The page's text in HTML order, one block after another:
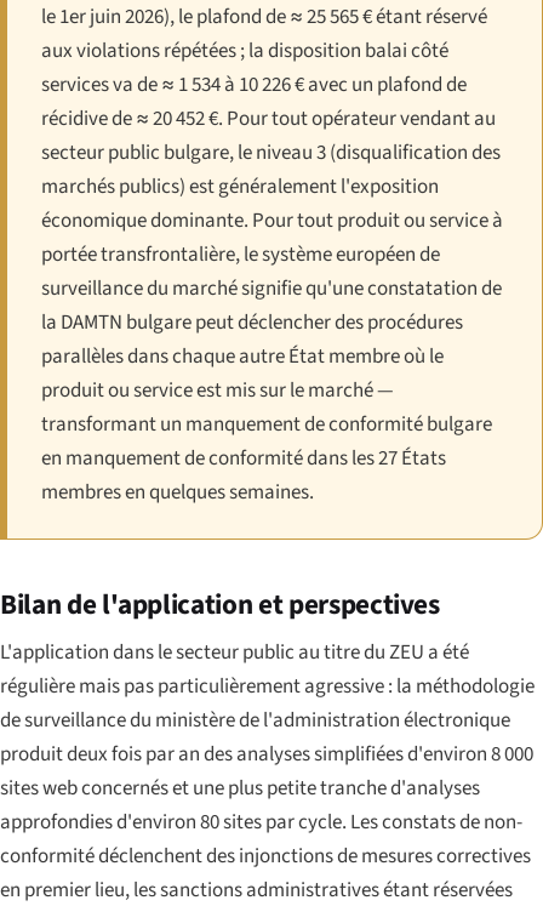
le 1er juin 2026), le plafond de ≈ 25 565 € étant réservé
aux violations répétées ; la disposition balai côté
services va de ≈ 1 534 à 10 226 € avec un plafond de
récidive de ≈ 20 452 €. Pour tout opérateur vendant au
secteur public bulgare, le niveau 3 (disqualification des
marchés publics) est généralement l'exposition
économique dominante. Pour tout produit ou service à
portée transfrontalière, le système européen de
surveillance du marché signifie qu'une constatation de
la DAMTN bulgare peut déclencher des procédures
parallèles dans chaque autre État membre où le
produit ou service est mis sur le marché —
transformant un manquement de conformité bulgare
en manquement de conformité dans les 27 États
membres en quelques semaines.
Bilan de l'application et perspectives
L'application dans le secteur public au titre du ZEU a été
régulière mais pas particulièrement agressive : la méthodologie
de surveillance du ministère de l'administration électronique
produit deux fois par an des analyses simplifiées d'environ 8 000
sites web concernés et une plus petite tranche d'analyses
approfondies d'environ 80 sites par cycle. Les constats de non-
conformité déclenchent des injonctions de mesures correctives
en premier lieu, les sanctions administratives étant réservées